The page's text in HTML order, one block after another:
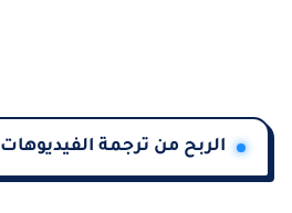
الربح من ترجمة الفيديوهات